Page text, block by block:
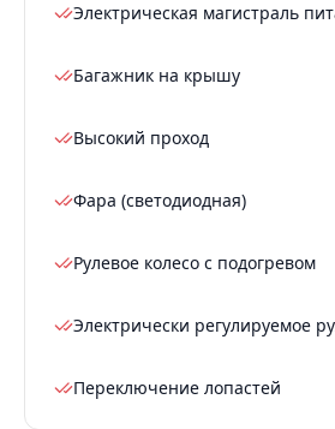
Электрическая магистраль
Багажник на крышу
Высокий проход
Фара (светодиодная)
Рулевое колесо с подогревом
Электрически регулируемое
Переключение лопастей